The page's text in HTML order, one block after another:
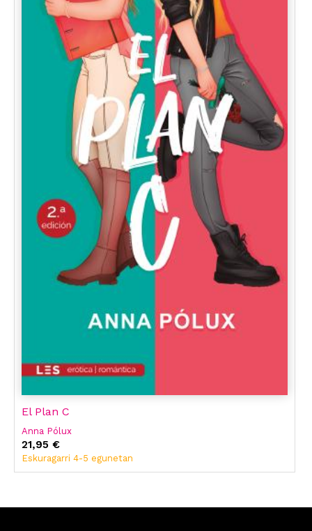
El Plan C
Anna Pólux
21,95 €
Eskuragarri 4-5 egunetan